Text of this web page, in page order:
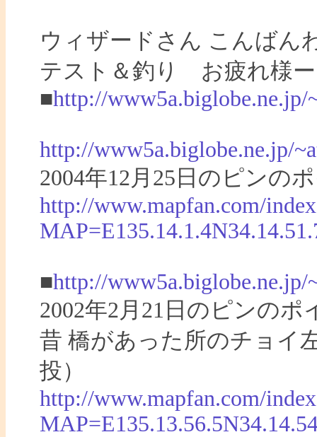
ウィザードさん こんばん
テスト＆釣り お疲れ様ー
■http://www5a.biglobe.ne.jp/
http://www5a.biglobe.ne.jp/
2004年12月25日のピンの
http://www.mapfan.com/
■http://www5a.biglobe.ne.jp/
2002年2月21日のピンの
昔 橋があった所のチョイ
投）
http://www.mapfan.com/